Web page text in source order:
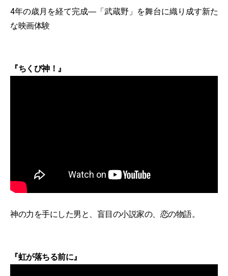
4年の歳月を経て完成―「武蔵野」を舞台に織り成す新た
な映画体験
『ちくび神！』
神の力を手にした男と、盲目の小説家の、恋の物語。
『虹が落ちる前に』